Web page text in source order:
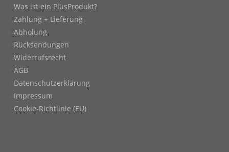
Was ist ein PlusProdukt?
Zahlung + Lieferung
Abholung
Rücksendungen
Widerrufsrecht
AGB
Datenschutzerklärung
Impressum
Cookie-Richtlinie (EU)